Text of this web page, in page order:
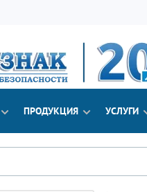
ПРОДУКЦИЯ УСЛУГИ